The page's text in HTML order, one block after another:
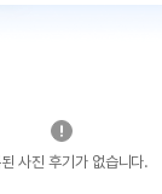
사진 후기가 없습니다.